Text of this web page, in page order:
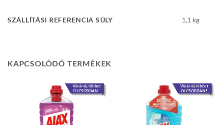
SZÁLLÍTÁSI REFERENCIA SÚLY 1,1 kg
KAPCSOLÓDÓ TERMÉKEK
Vásárolj többet
OLCSÓBBAN!
Vásárolj többet
OLCSÓBBAN!